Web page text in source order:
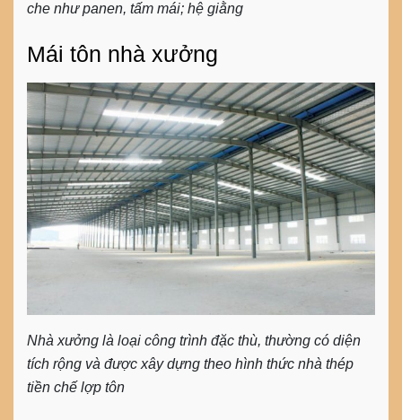
che như panen, tấm mái; hệ giằng
Mái tôn nhà xưởng
Nhà xưởng là loại công trình đặc thù, thường có diện
tích rộng và được xây dựng theo hình thức nhà thép
tiền chế lợp tôn